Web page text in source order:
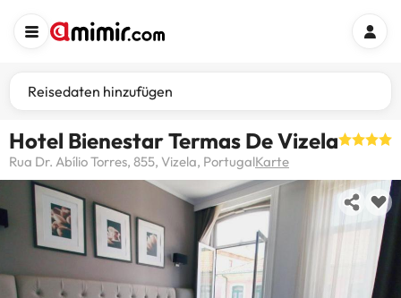
Reisedaten hinzufügen
Hotel Bienestar Termas De Vizela
Rua Dr. Abílio Torres, 855, Vizela, PortugalKarte